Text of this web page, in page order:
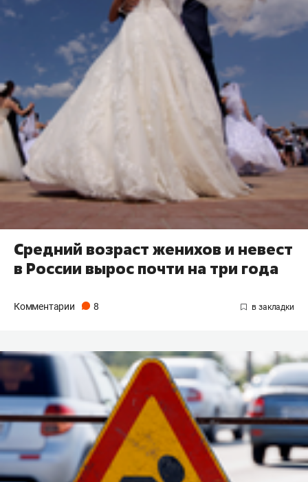
Средний возраст женихов и невест
в России вырос почти на три года
Комментарии 8